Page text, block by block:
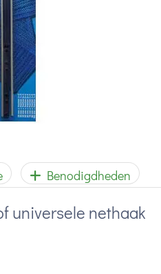
Benodigdheden
universele nethaak